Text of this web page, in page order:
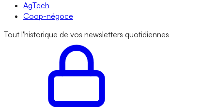
AgTech
Coop-négoce
Tout l'historique de vos newsletters quotidiennes